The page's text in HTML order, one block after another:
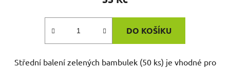
DO KOŠÍKU
Střední balení zelených bambulek (50 ks) je vhodné pro